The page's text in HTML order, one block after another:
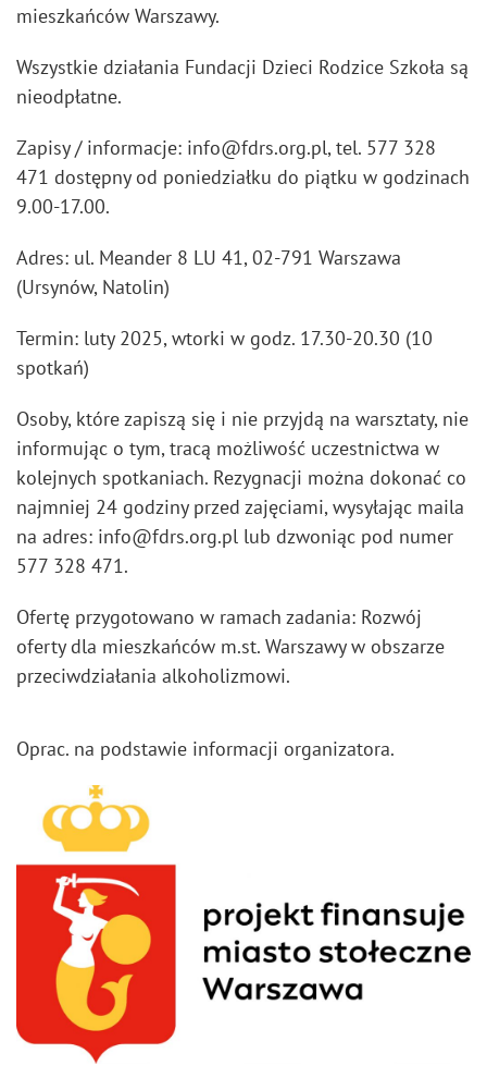
mieszkańców Warszawy.
Wszystkie działania Fundacji Dzieci Rodzice Szkoła są
nieodpłatne.
Zapisy / informacje: info@fdrs.org.pl, tel. 577 328
471 dostępny od poniedziałku do piątku w godzinach
9.00-17.00.
Adres: ul. Meander 8 LU 41, 02-791 Warszawa
(Ursynów, Natolin)
Termin: luty 2025, wtorki w godz. 17.30-20.30 (10
spotkań)
Osoby, które zapiszą się i nie przyjdą na warsztaty, nie
informując o tym, tracą możliwość uczestnictwa w
kolejnych spotkaniach. Rezygnacji można dokonać co
najmniej 24 godziny przed zajęciami, wysyłając maila
na adres: info@fdrs.org.pl lub dzwoniąc pod numer
577 328 471.
Ofertę przygotowano w ramach zadania: Rozwój
oferty dla mieszkańców m.st. Warszawy w obszarze
przeciwdziałania alkoholizmowi.
Oprac. na podstawie informacji organizatora.